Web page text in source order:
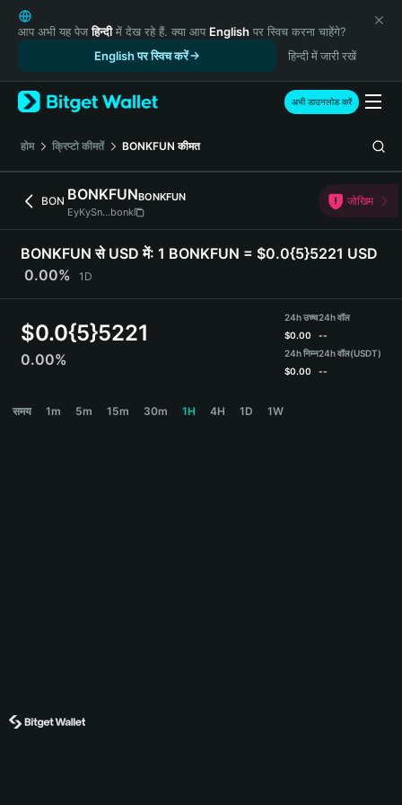
English
日本語
Русский
Español (Latinoamérica)
Türkçe
Italiano
简体中文
繁體中文
Português (Portugal)
Bahasa Indonesia
Español
आप अभी यह पेजहिन्दीमें देख रहे हैं. क्या आप English पर स्विच करना चाहेंगे?
English पर स्विच करें
हिन्दी में जारी रखें
अभी डाउनलोड करें
होम क्रिप्टो कीमतें BONKFUN कीमत
BON BONKFUNBONKFUN
EyKySn...bonk
जोखिम
BONKFUN से USD में: 1 BONKFUN = $0.0{5}5221 USD
0.00%
1D
$0.0{5}5221
0.00%
24h उच्च
$0.00
24h निम्न
$0.00
24h वॉल
--
24h वॉल(USDT)
--
समय 1m 5m 15m 30m 1H 4H 1D 1W